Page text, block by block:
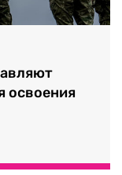
освоения